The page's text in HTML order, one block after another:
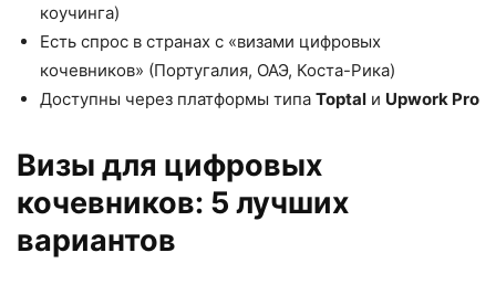
коучинга)
Есть спрос в странах с «визами цифровых
кочевников» (Португалия, ОАЭ, Коста-Рика)
Доступны через платформы типа Toptal и Upwork Pro
Визы для цифровых
кочевников: 5 лучших
вариантов